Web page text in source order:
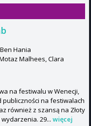
Hania
Malhees, Clara
na festiwalu w Wenecji,
na festiwalach
również z szansą na Złoty
29... więcej